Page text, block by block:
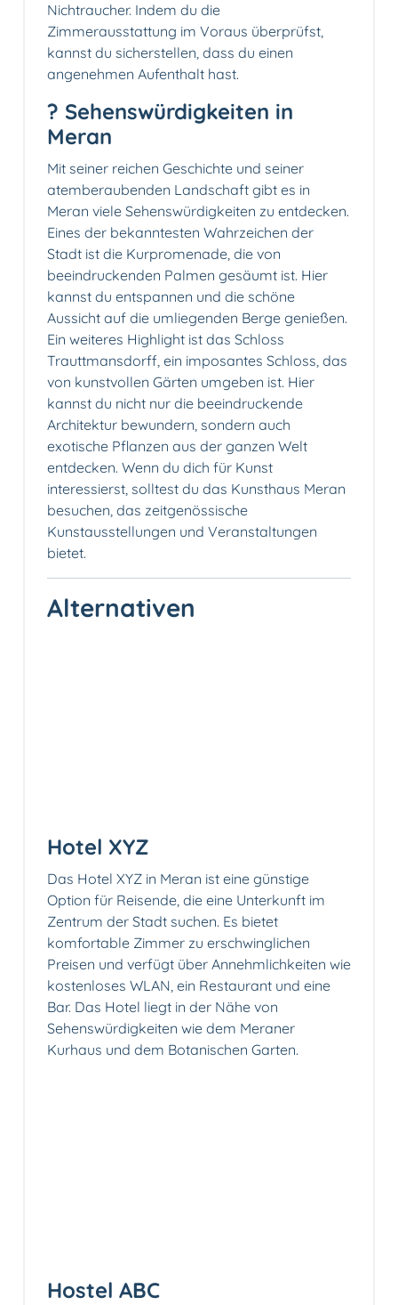
Nichtraucher. Indem du die
Zimmerausstattung im Voraus überprüfst,
kannst du sicherstellen, dass du einen
angenehmen Aufenthalt hast.
? Sehenswürdigkeiten in
Meran
Mit seiner reichen Geschichte und seiner
atemberaubenden Landschaft gibt es in
Meran viele Sehenswürdigkeiten zu entdecken.
Eines der bekanntesten Wahrzeichen der
Stadt ist die Kurpromenade, die von
beeindruckenden Palmen gesäumt ist. Hier
kannst du entspannen und die schöne
Aussicht auf die umliegenden Berge genießen.
Ein weiteres Highlight ist das Schloss
Trauttmansdorff, ein imposantes Schloss, das
von kunstvollen Gärten umgeben ist. Hier
kannst du nicht nur die beeindruckende
Architektur bewundern, sondern auch
exotische Pflanzen aus der ganzen Welt
entdecken. Wenn du dich für Kunst
interessierst, solltest du das Kunsthaus Meran
besuchen, das zeitgenössische
Kunstausstellungen und Veranstaltungen
bietet.
Alternativen
Hotel XYZ
Das Hotel XYZ in Meran ist eine günstige
Option für Reisende, die eine Unterkunft im
Zentrum der Stadt suchen. Es bietet
komfortable Zimmer zu erschwinglichen
Preisen und verfügt über Annehmlichkeiten wie
kostenloses WLAN, ein Restaurant und eine
Bar. Das Hotel liegt in der Nähe von
Sehenswürdigkeiten wie dem Meraner
Kurhaus und dem Botanischen Garten.
Hostel ABC